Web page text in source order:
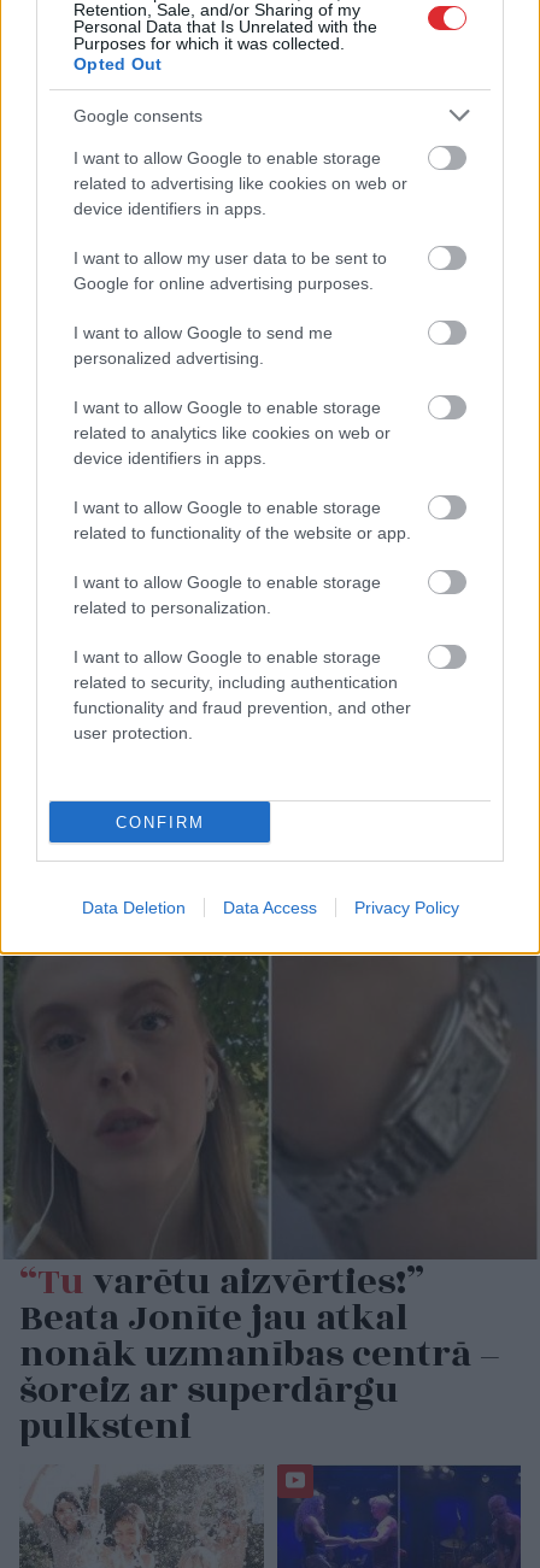
Retention, Sale, and/or Sharing of my
Personal Data that Is Unrelated with the
Purposes for which it was collected.
Opted Out
Google consents
I want to allow Google to enable storage
related to advertising like cookies on web or
device identifiers in apps.
I want to allow my user data to be sent to
Google for online advertising purposes.
I want to allow Google to send me
personalized advertising.
I want to allow Google to enable storage
related to analytics like cookies on web or
device identifiers in apps.
I want to allow Google to enable storage
related to functionality of the website or app.
I want to allow Google to enable storage
related to personalization.
I want to allow Google to enable storage
related to security, including authentication
functionality and fraud prevention, and other
user protection.
CONFIRM
Data Deletion Data Access Privacy Policy
Horoskopi8. augustam.
Šodien centies neļaut
emocijām pārāk spēcīgi
ietekmēt tavus lēmumus
LASĪTĀKIE
Ar šo zodiaka zīmju pārstāvjiem labāk
nestrīdēties: viņi vienmēr atradīs veidu,
“Man pat neomulīgi palika!” Sēņotāja
Ārstinosauc četrus augļus ar kuru ēšanu
pēc 45 gadu vecuma nevajadzētu pārlieku
aizrauties
“Pirmoreizi ko tādu redzu.” Pircēji
sajūsmā par veikalā novēroto
jaunieviesumu
superdārgu pulksteni
“Tuvarētu aizvērties!”
Beata Jonīte jau atkal
nonāk uzmanības centrā –
šoreiz ar superdārgu
pulksteni
Atcelt Ziņot